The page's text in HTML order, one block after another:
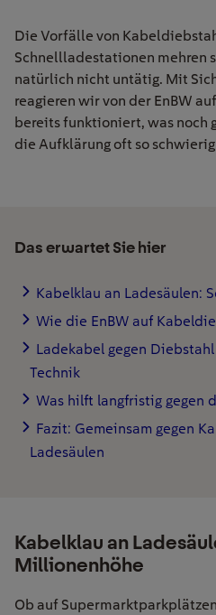
Die Vorfälle von
Schnellladestationen mehren
natürlich nicht untätig. Mit
reagieren wir von der EnBW
bereits funktioniert, was noch
die Aufklärung oft so
Das erwartet Sie hier
Kabelklau an Ladesäulen:
Wie die EnBW auf
Ladekabel gegen
Technik
Was hilft langfristig gegen
Fazit: Gemeinsam gegen
Ladesäulen
Kabelklau an
Millionenhöhe
Ob auf